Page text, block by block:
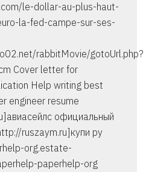
le-dollar-au-plus-haut-
la-fed-campe-sur-ses-
rabbitMovie/gotoUrl.php?
Cover letter for
Help writing best
engineer resume
официальный
ruszaym.ru]купи ру
org.estate-
paperhelp-org